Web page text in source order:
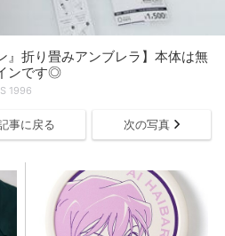
』折り畳みアンブレラ】本体は無
ンです◎
1996
事に戻る 次の写真